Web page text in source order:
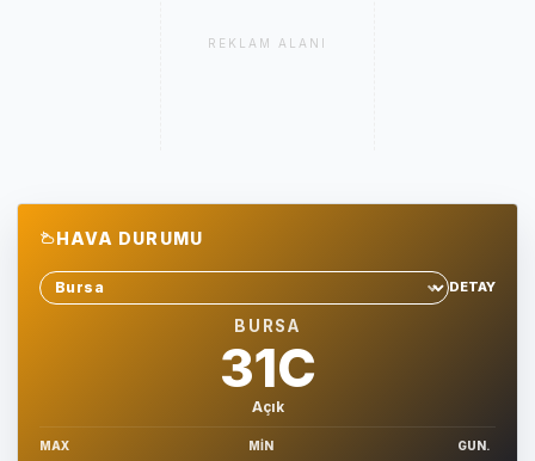
REKLAM ALANI
HAVA DURUMU
Sehir sec
DETAY
BURSA
31C
Açık
MAX MIN GUN.